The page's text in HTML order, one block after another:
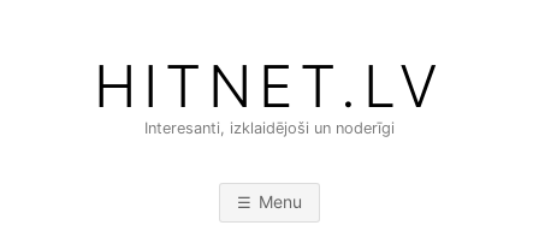
HITNET.LV
Interesanti, izklaidējoši un noderīgi
Menu